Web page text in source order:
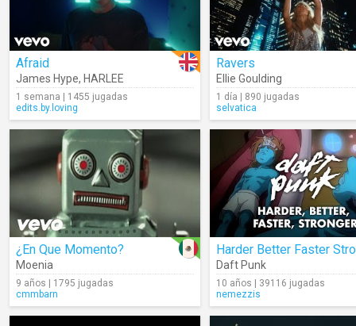
Afraid
James Hype, HARLEE
1 semana | 1455 jugadas
edits.by.loving
Ravers
Ellie Goulding
1 día | 890 jugadas
selvatica
¿En Que Momento?
Moenia
9 años | 1795 jugadas
cmmbarn
Daft Punk
10 años | 39116 jugadas
nemezzis